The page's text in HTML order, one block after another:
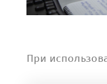
При